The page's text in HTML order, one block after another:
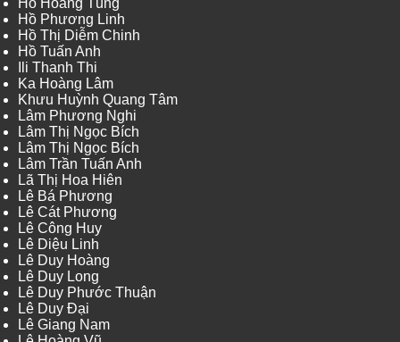
Hồ Hoàng Tùng
Hồ Phương Linh
Hồ Thị Diễm Chinh
Hồ Tuấn Anh
Ili Thanh Thi
Ka Hoàng Lâm
Khưu Huỳnh Quang Tâm
Lâm Phương Nghi
Lâm Thị Ngọc Bích
Lâm Thị Ngọc Bích
Lâm Trần Tuấn Anh
Lã Thị Hoa Hiên
Lê Bá Phương
Lê Cát Phương
Lê Công Huy
Lê Diệu Linh
Lê Duy Hoàng
Lê Duy Long
Lê Duy Phước Thuận
Lê Duy Đại
Lê Giang Nam